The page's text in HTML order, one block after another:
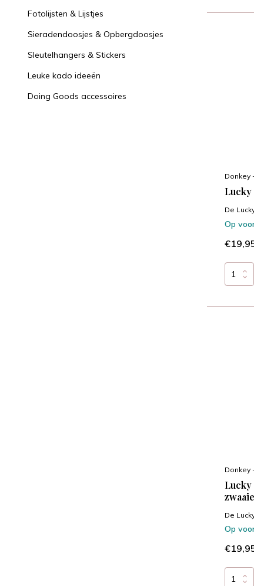
Fotolijsten & Lijstjes
Sieradendoosjes & Opbergdoosjes
Sleutelhangers & Stickers
Leuke kado ideeën
Doing Goods accessoires
Donkey
Lucky
De
Op
Donkey
Lucky
De
Op